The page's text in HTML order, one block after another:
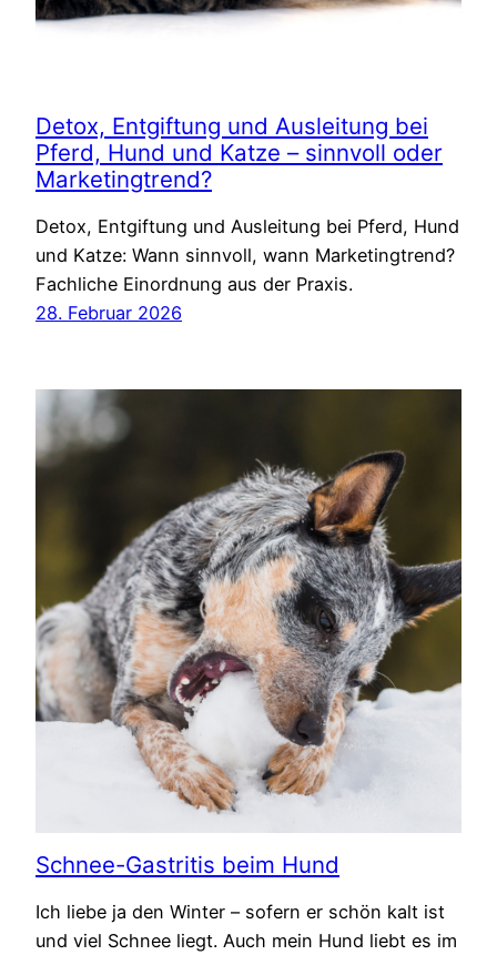
Detox, Entgiftung und Ausleitung bei
Pferd, Hund und Katze – sinnvoll oder
Marketingtrend?
Detox, Entgiftung und Ausleitung bei Pferd, Hund
und Katze: Wann sinnvoll, wann Marketingtrend?
Fachliche Einordnung aus der Praxis.
28. Februar 2026
Schnee-Gastritis beim Hund
Ich liebe ja den Winter – sofern er schön kalt ist
und viel Schnee liegt. Auch mein Hund liebt es im